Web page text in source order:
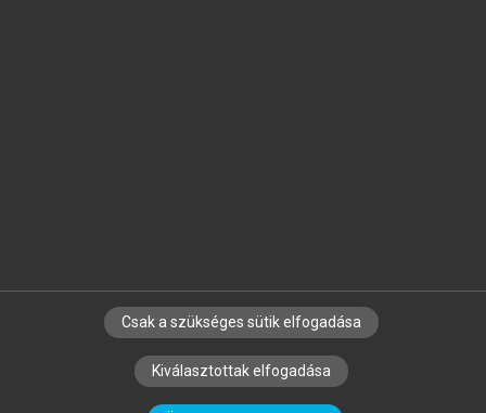
SZERZŐKNEK CÉGEKNEK KÖNYVTÁROSOKNAK
SZERKESZTÉSI ÉS LEKTORÁLÁSI ALAPELVEK
Csak a szükséges sütik elfogadása
Kiválasztottak elfogadása